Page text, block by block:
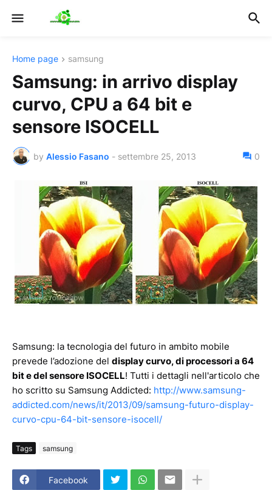
Home page samsung
Samsung: in arrivo display
curvo, CPU a 64 bit e
sensore ISOCELL
by Alessio Fasano - settembre 25, 2013 0
Samsung: la tecnologia del futuro in ambito mobile
prevede l’adozione del display curvo, di processori a 64
bit e del sensore ISOCELL! Tutti i dettagli nell'articolo che
ho scritto su Samsung Addicted: http://www.samsung-
addicted.com/news/it/2013/09/samsung-futuro-display-
curvo-cpu-64-bit-sensore-isocell/
Tags samsung
Facebook